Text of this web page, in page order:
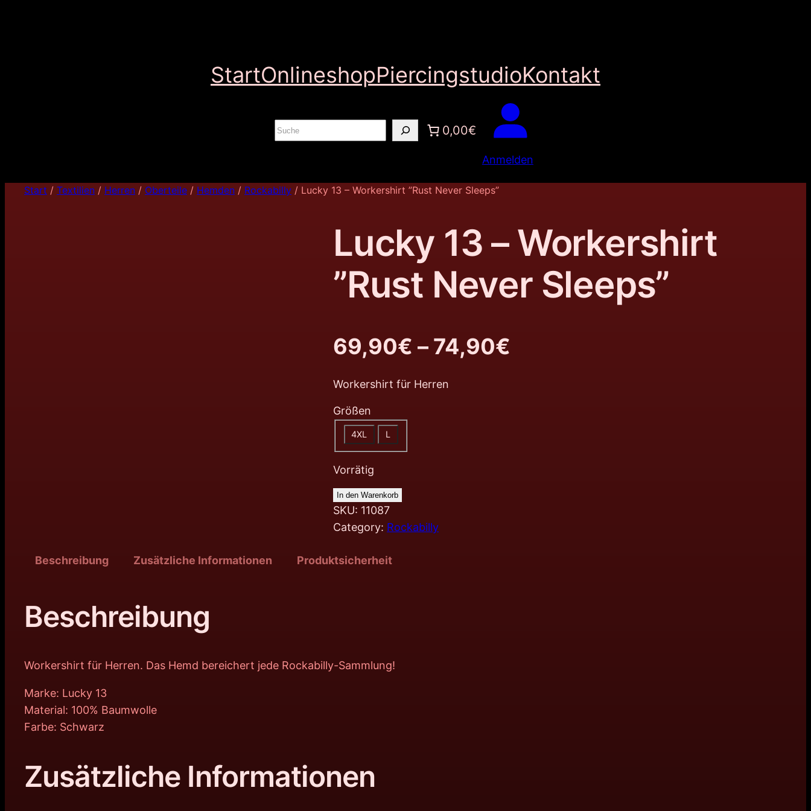
StartOnlineshopPiercingstudioKontakt
S
u
e
0,00€
Anmelden
Start / Textilien / Herren / Oberteile / Hemden / Rockabilly / Lucky 13 – Workershirt ”Rust Never Sleeps”
Lucky 13 – Workershirt
”Rust Never Sleeps”
69,90€ – 74,90€
Workershirt für Herren
Größen
4XL L
Vorrätig
In den Warenkorb
SKU: 11087
Category: Rockabilly
Beschreibung Zusätzliche Informationen Produktsicherheit
Beschreibung
Workershirt für Herren. Das Hemd bereichert jede Rockabilly-Sammlung!
Marke: Lucky 13
Material: 100% Baumwolle
Farbe: Schwarz
Zusätzliche Informationen